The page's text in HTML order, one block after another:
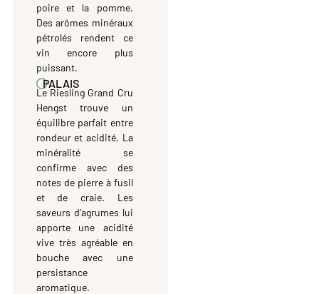
poire et la pomme.
Des arômes minéraux
pétrolés rendent ce
vin encore plus
puissant.
PALAIS
Le Riesling Grand Cru
Hengst trouve un
équilibre parfait entre
rondeur et acidité. La
minéralité se
confirme avec des
notes de pierre à fusil
et de craie. Les
saveurs d’agrumes lui
apporte une acidité
vive très agréable en
bouche avec une
persistance
aromatique.